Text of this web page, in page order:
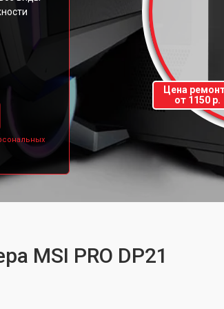
Цена
от 1150 р.
MSI PRO DP21